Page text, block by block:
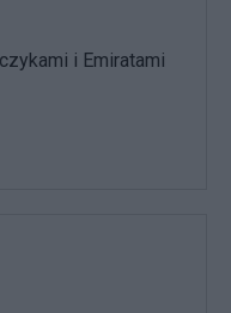
i Emiratami